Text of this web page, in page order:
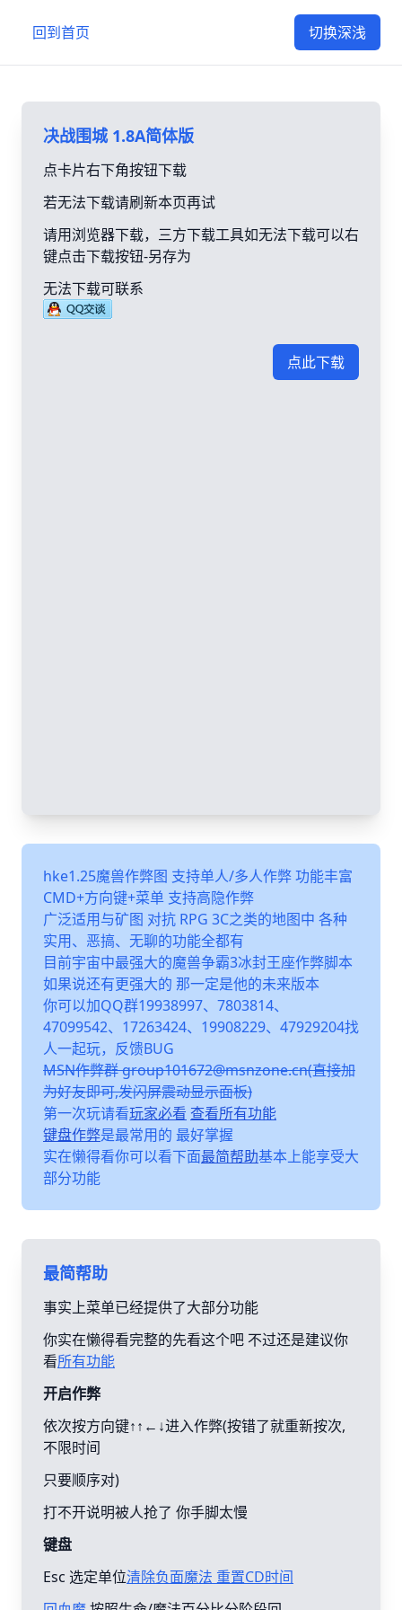
回到首页 切换深浅
决战围城 1.8A简体版
点卡片右下角按钮下载
若无法下载请刷新本页再试
请用浏览器下载，三方下载工具如无法下载可以右
键点击下载按钮-另存为
无法下载可联系
点此下载
hke1.25魔兽作弊图 支持单人/多人作弊 功能丰富
CMD+方向键+菜单 支持高隐作弊
广泛适用与矿图 对抗 RPG 3C之类的地图中 各种
实用、恶搞、无聊的功能全都有
目前宇宙中最强大的魔兽争霸3冰封王座作弊脚本
如果说还有更强大的 那一定是他的未来版本
你可以加QQ群19938997、7803814、
47099542、17263424、19908229、47929204找
人一起玩，反馈BUG
MSN作弊群 group101672@msnzone.cn(直接加
为好友即可,发闪屏震动显示面板)
第一次玩请看玩家必看 查看所有功能
键盘作弊是最常用的 最好掌握
实在懒得看你可以看下面最简帮助基本上能享受大
部分功能
最简帮助
事实上菜单已经提供了大部分功能
你实在懒得看完整的先看这个吧 不过还是建议你
看所有功能
开启作弊
依次按方向键↑↑←↓进入作弊(按错了就重新按次,
不限时间
只要顺序对)
打不开说明被人抢了 你手脚太慢
键盘
Esc 选定单位清除负面魔法 重置CD时间